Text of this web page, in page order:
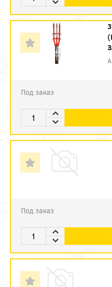
Под заказ
Под заказ